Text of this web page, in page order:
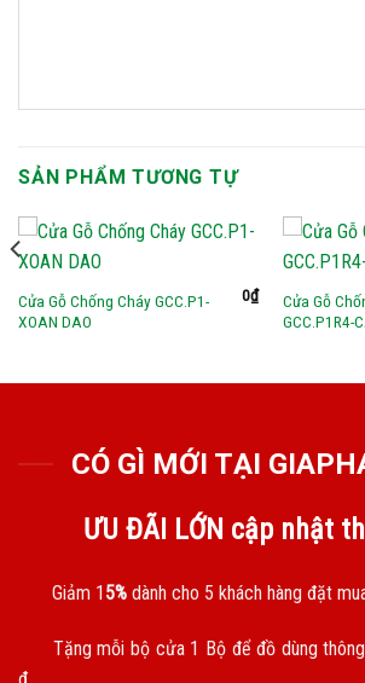
SẢN PHẨM TƯƠNG TỰ
Cửa Gỗ Chống Cháy GCC.P1-
XOAN DAO
0₫
Cửa Gỗ
GCC.P1R4-
CÓ GÌ MỚI TẠI
ƯU ĐÃI LỚN cập nhật
Giảm 15% dành cho 5 khách hàng đặt
Tặng mỗi bộ cửa 1 Bộ để đồ dùng
đ